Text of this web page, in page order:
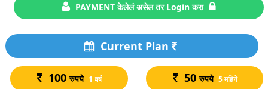
PAYMENT केलेलं असेल तर Login करा
Current Plan
100 रुपये 1 वर्ष 50 रुपये 5 महिने